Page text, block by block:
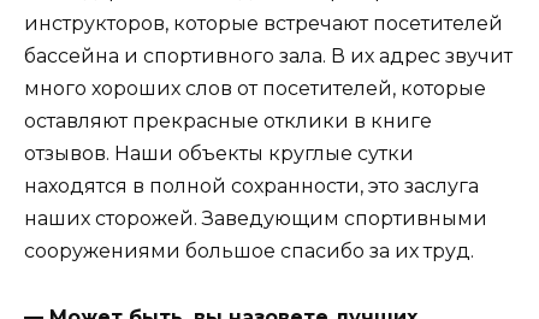
инструкторов, которые встречают посетителей
бассейна и спортивного зала. В их адрес звучит
много хороших слов от посетителей, которые
оставляют прекрасные отклики в книге
отзывов. Наши объекты круглые сутки
находятся в полной сохранности, это заслуга
наших сторожей. Заведующим спортивными
сооружениями большое спасибо за их труд.